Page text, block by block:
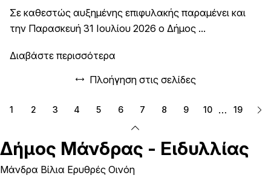
Σε καθεστώς αυξημένης επιφυλακής παραμένει και
την Παρασκευή 31 Ιουλίου 2026 ο Δήμος ...
Διαβάστε περισσότερα
Πλοήγηση στις σελίδες
1 2 3 4 5 6 7 8 9 10 … 19
Δήμος Μάνδρας - Ειδυλλίας
Μάνδρα Βίλια Ερυθρές Οινόη